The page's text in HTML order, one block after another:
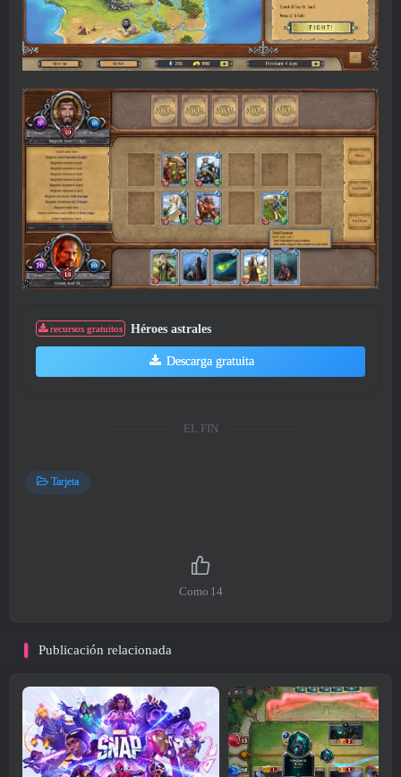
recursos gratuitos Héroes astrales
Descarga gratuita
EL FIN
Tarjeta
Como 14
Publicación relacionada